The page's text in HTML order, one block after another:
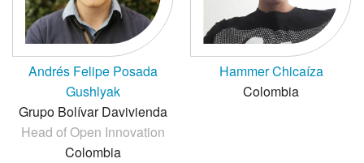
Andrés Felipe Posada
Gushlyak
Grupo Bolívar Davivienda
Head of Open Innovation
Colombia
Hammer Chicaíza
Colombia